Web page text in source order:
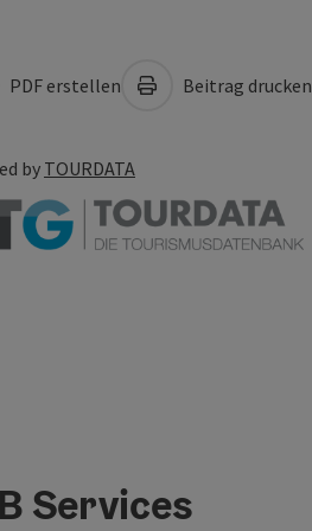
PDF erstellen Beitrag drucken
by TOURDATA
Services